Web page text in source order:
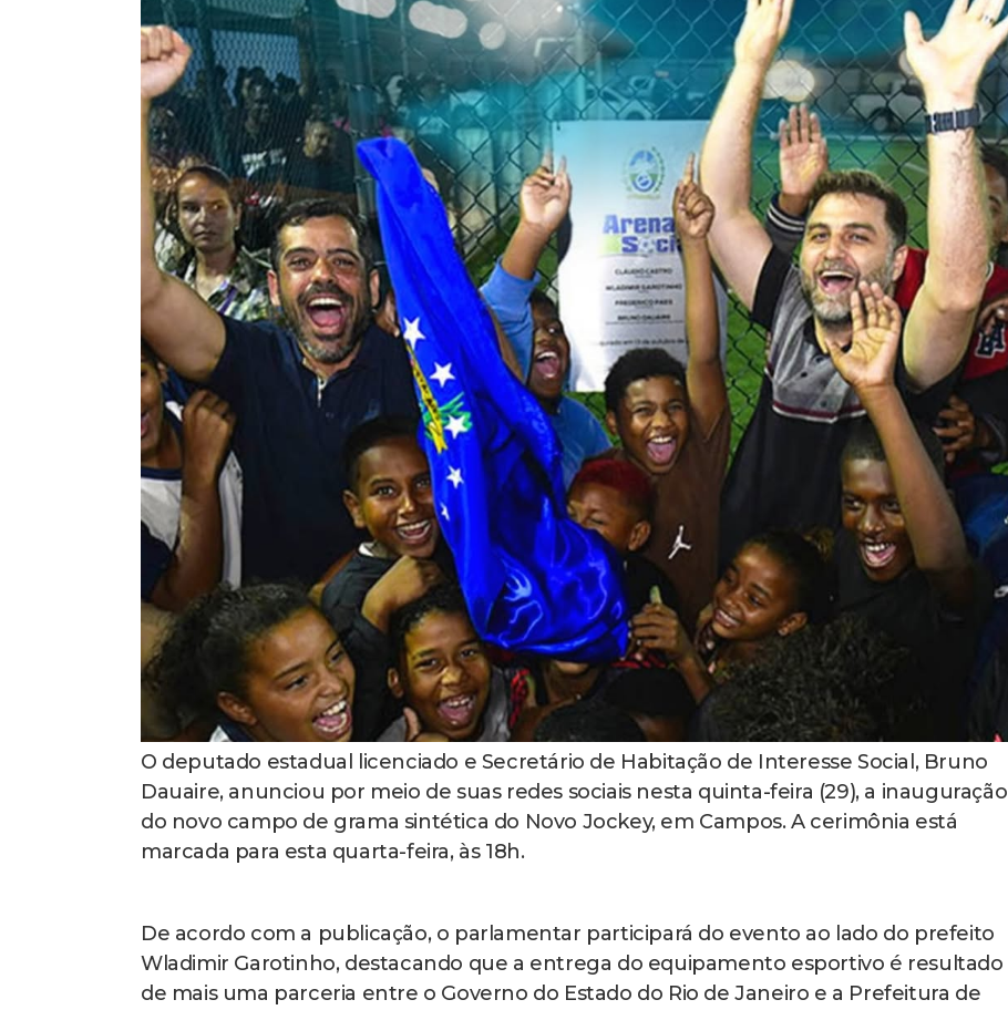
O deputado estadual licenciado e Secretário de Habitação de Interesse Social, Bruno
Dauaire, anunciou por meio de suas redes sociais nesta quinta-feira (29), a inauguração
do novo campo de grama sintética do Novo Jockey, em Campos. A cerimônia está
marcada para esta quarta-feira, às 18h.
De acordo com a publicação, o parlamentar participará do evento ao lado do prefeito
Wladimir Garotinho, destacando que a entrega do equipamento esportivo é resultado
de mais uma parceria entre o Governo do Estado do Rio de Janeiro e a Prefeitura de